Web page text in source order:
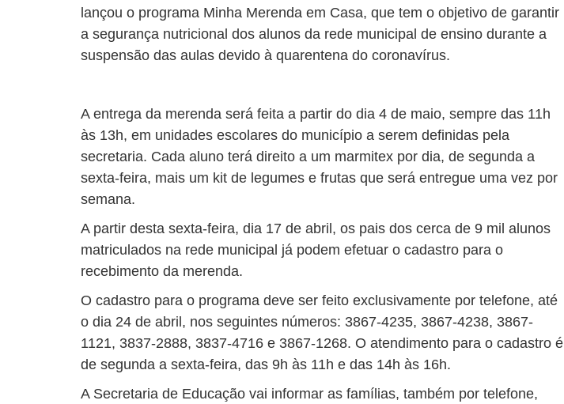
lançou o programa Minha Merenda em Casa, que tem o objetivo de garantir
a segurança nutricional dos alunos da rede municipal de ensino durante a
suspensão das aulas devido à quarentena do coronavírus.
A entrega da merenda será feita a partir do dia 4 de maio, sempre das 11h
às 13h, em unidades escolares do município a serem definidas pela
secretaria. Cada aluno terá direito a um marmitex por dia, de segunda a
sexta-feira, mais um kit de legumes e frutas que será entregue uma vez por
semana.
A partir desta sexta-feira, dia 17 de abril, os pais dos cerca de 9 mil alunos
matriculados na rede municipal já podem efetuar o cadastro para o
recebimento da merenda.
O cadastro para o programa deve ser feito exclusivamente por telefone, até
o dia 24 de abril, nos seguintes números: 3867-4235, 3867-4238, 3867-
1121, 3837-2888, 3837-4716 e 3867-1268. O atendimento para o cadastro é
de segunda a sexta-feira, das 9h às 11h e das 14h às 16h.
A Secretaria de Educação vai informar as famílias, também por telefone,